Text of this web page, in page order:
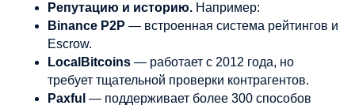
Репутацию и историю. Например:
Binance P2P — встроенная система рейтингов и
Escrow.
LocalBitcoins — работает с 2012 года, но
требует тщательной проверки контрагентов.
Paxful — поддерживает более 300 способов